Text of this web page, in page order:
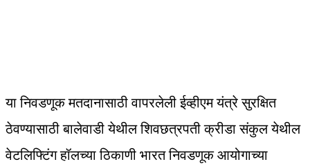
या निवडणूक मतदानासाठी वापरलेली ईव्हीएम यंत्रे सुरक्षित
ठेवण्यासाठी बालेवाडी येथील शिवछत्रपती क्रीडा संकुल येथील
वेटलिफ्टिंग हॉलच्या ठिकाणी भारत निवडणूक आयोगाच्या